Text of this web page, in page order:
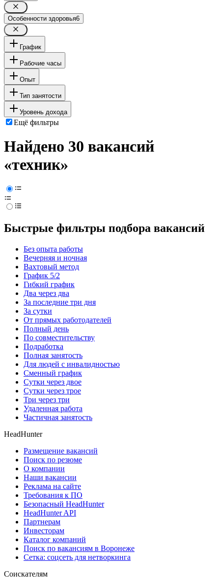
Особенности здоровья6
График
Рабочие часы
Опыт
Тип занятости
Уровень дохода
Ещё фильтры
Найдено 30 вакансий
«техник»
Быстрые фильтры подбора вакансий
Без опыта работы
Вечерняя и ночная
Вахтовый метод
График 5/2
Гибкий график
Два через два
За последние три дня
За сутки
От прямых работодателей
Полный день
По совместительству
Подработка
Полная занятость
Для людей с инвалидностью
Сменный график
Сутки через двое
Сутки через трое
Три через три
Удаленная работа
Частичная занятость
HeadHunter
Размещение вакансий
Поиск по резюме
О компании
Наши вакансии
Реклама на сайте
Требования к ПО
Безопасный HeadHunter
HeadHunter API
Партнерам
Инвесторам
Каталог компаний
Поиск по вакансиям в Воронеже
Сетка: соцсеть для нетворкинга
Соискателям